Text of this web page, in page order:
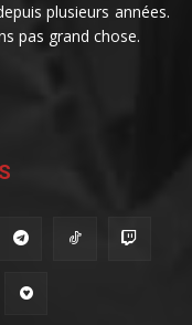
plusieurs années.
pas grand chose.